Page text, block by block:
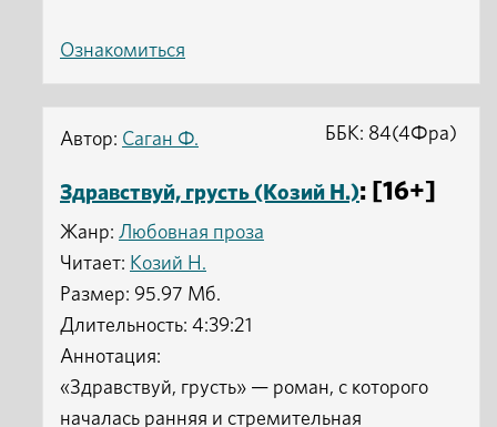
Ознакомиться
Автор: Саган Ф.
Здравствуй, грусть (Козий Н.): [16+]
Жанр: Любовная проза
Читает: Козий Н.
ББК: 84(4Фра)
Размер: 95.97 Мб.
Длительность: 4:39:21
Аннотация:
«Здравствуй, грусть» — роман, с которого
началась ранняя и стремительная